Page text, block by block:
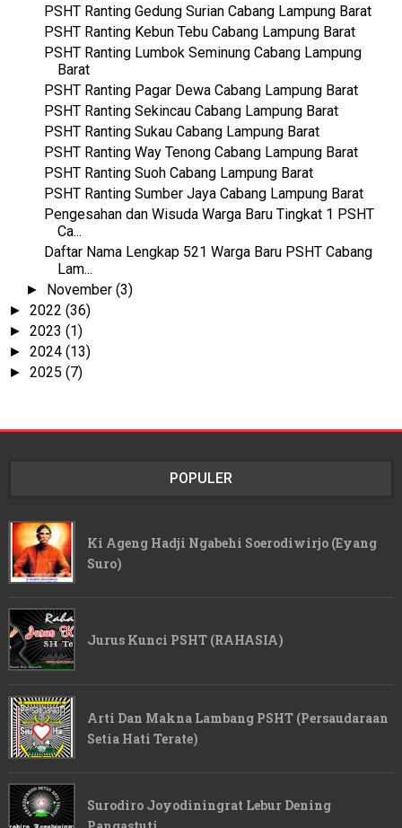
PSHT Ranting Gedung Surian Cabang Lampung Barat
PSHT Ranting Kebun Tebu Cabang Lampung Barat
PSHT Ranting Lumbok Seminung Cabang Lampung
Barat
PSHT Ranting Pagar Dewa Cabang Lampung Barat
PSHT Ranting Sekincau Cabang Lampung Barat
PSHT Ranting Sukau Cabang Lampung Barat
PSHT Ranting Way Tenong Cabang Lampung Barat
PSHT Ranting Suoh Cabang Lampung Barat
PSHT Ranting Sumber Jaya Cabang Lampung Barat
Pengesahan dan Wisuda Warga Baru Tingkat 1 PSHT
Ca...
Daftar Nama Lengkap 521 Warga Baru PSHT Cabang
Lam...
► November(3)
► 2022 (36)
► 2023 (1)
► 2024 (13)
► 2025 (7)
POPULER
Ki Ageng Hadji Ngabehi Soerodiwirjo (Eyang
Suro)
Jurus Kunci PSHT (RAHASIA)
Arti Dan Makna Lambang PSHT (Persaudaraan
Setia Hati Terate)
Surodiro Joyodiningrat Lebur Dening